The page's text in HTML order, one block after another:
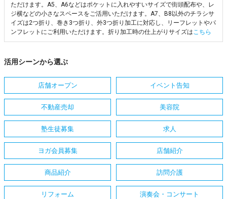
ただけます。A5、A6などはポケットに入れやすいサイズで街頭配布や、レ
ジ横などの小さなスペースをご活用いただけます。A7、B8以外のチラシサ
イズは2つ折り、巻き3つ折り、外3つ折り加工に対応し、リーフレットやパ
ンフレットにご利用いただけます。折り加工時の仕上がりサイズはこちら
活用シーンから選ぶ
店舗オープン イベント告知
不動産売却 美容院
塾生徒募集 求人
ヨガ会員募集 店舗紹介
商品紹介 訪問介護
リフォーム 演奏会・コンサート